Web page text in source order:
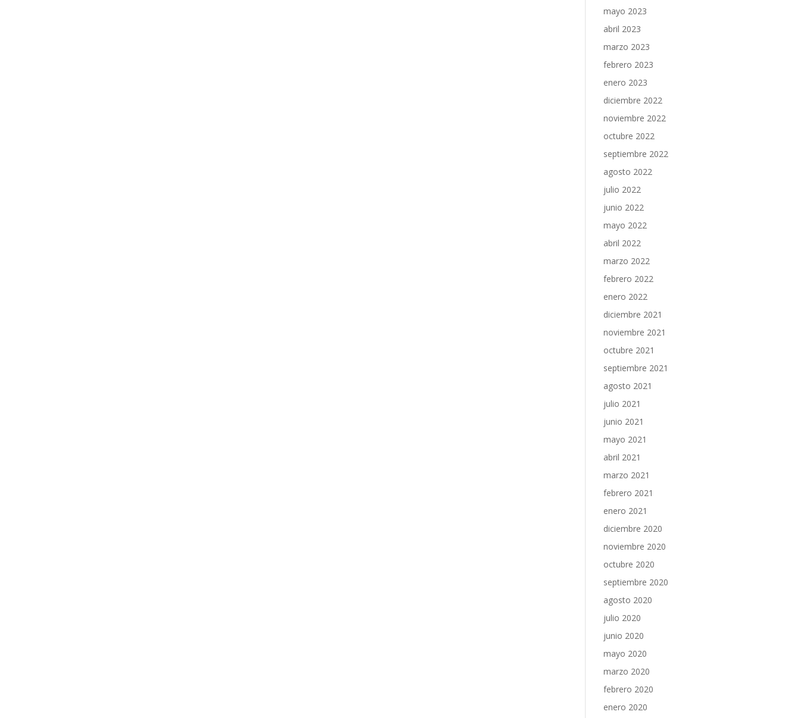
mayo 2023
abril 2023
marzo 2023
febrero 2023
enero 2023
diciembre 2022
noviembre 2022
octubre 2022
septiembre 2022
agosto 2022
julio 2022
junio 2022
mayo 2022
abril 2022
marzo 2022
febrero 2022
enero 2022
diciembre 2021
noviembre 2021
octubre 2021
septiembre 2021
agosto 2021
julio 2021
junio 2021
mayo 2021
abril 2021
marzo 2021
febrero 2021
enero 2021
diciembre 2020
noviembre 2020
octubre 2020
septiembre 2020
agosto 2020
julio 2020
junio 2020
mayo 2020
marzo 2020
febrero 2020
enero 2020